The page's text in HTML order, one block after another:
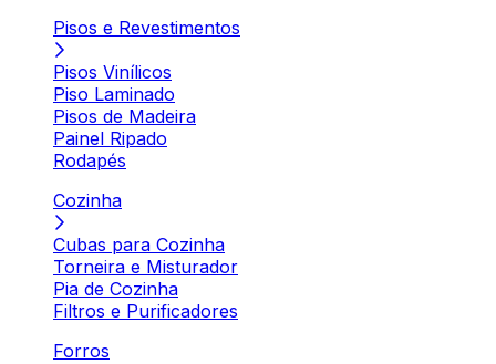
Pisos e Revestimentos
Pisos Vinílicos
Piso Laminado
Pisos de Madeira
Painel Ripado
Rodapés
Cozinha
Cubas para Cozinha
Torneira e Misturador
Pia de Cozinha
Filtros e Purificadores
Forros